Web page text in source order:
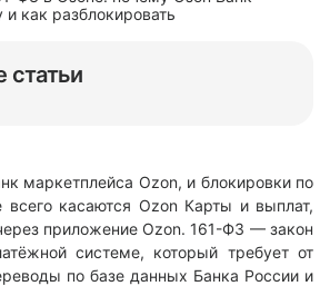
маркетплейса Ozon, и блокировки по
касаются Ozon Карты и выплат,
приложение Ozon. 161-ФЗ — закон
системе, который требует от
по базе данных Банка России и